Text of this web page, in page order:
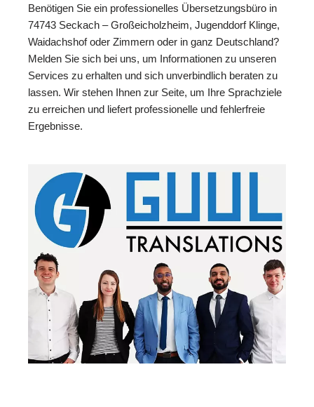
Benötigen Sie ein professionelles Übersetzungsbüro in
74743 Seckach – Großeicholzheim, Jugenddorf Klinge,
Waidachshof oder Zimmern oder in ganz Deutschland?
Melden Sie sich bei uns, um Informationen zu unseren
Services zu erhalten und sich unverbindlich beraten zu
lassen. Wir stehen Ihnen zur Seite, um Ihre Sprachziele
zu erreichen und liefert professionelle und fehlerfreie
Ergebnisse.